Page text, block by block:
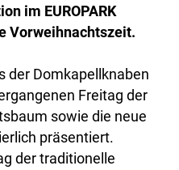
im EUROPARK
Vorweihnachtszeit.
der Domkapellknaben
Freitag der
sowie die neue
präsentiert.
der traditionelle